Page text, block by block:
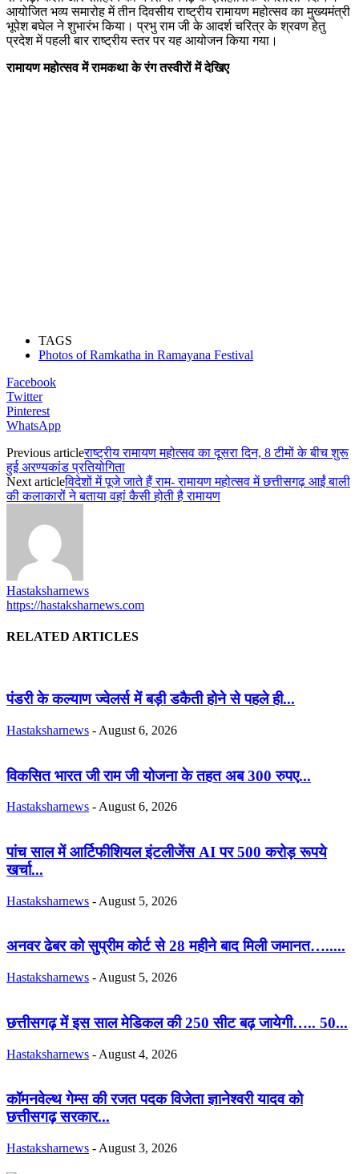
आयोजित भव्य समारोह में तीन दिवसीय राष्ट्रीय रामायण महोत्सव का मुख्यमंत्री
भूपेश बघेल ने शुभारंभ किया। प्रभु राम जी के आदर्श चरित्र के श्रवण हेतु
प्रदेश में पहली बार राष्ट्रीय स्तर पर यह आयोजन किया गया।
रामायण महोत्सव में रामकथा के रंग तस्वीरों में देखिए
TAGS
Photos of Ramkatha in Ramayana Festival
Facebook
Twitter
Pinterest
WhatsApp
Previous articleराष्ट्रीय रामायण महोत्सव का दूसरा दिन, 8 टीमों के बीच शुरू
हुई अरण्यकांड प्रतियोगिता
Next articleविदेशों में पूजे जाते हैं राम- रामायण महोत्सव में छत्तीसगढ़ आईं बाली
की कलाकारों ने बताया वहां कैसी होती है रामायण
Hastaksharnews
https://hastaksharnews.com
RELATED ARTICLES
पंडरी के कल्याण ज्वेलर्स में बड़ी डकैती होने से पहले ही...
Hastaksharnews - August 6, 2026
विकसित भारत जी राम जी योजना के तहत अब 300 रुपए...
Hastaksharnews - August 6, 2026
पांच साल में आर्टिफीशियल इंटलीजेंस AI पर 500 करोड़ रूपये
खर्चा...
Hastaksharnews - August 5, 2026
अनवर ढेबर को सुप्रीम कोर्ट से 28 महीने बाद मिली जमानत….....
Hastaksharnews - August 5, 2026
छत्तीसगढ़ में इस साल मेडिकल की 250 सीट बढ़ जायेगी….. 50...
Hastaksharnews - August 4, 2026
कॉमनवेल्थ गेम्स की रजत पदक विजेता ज्ञानेश्वरी यादव को
छत्तीसगढ़ सरकार...
Hastaksharnews - August 3, 2026